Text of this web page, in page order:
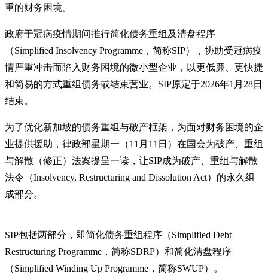
重的财务困境。
政府于冠病疫情期间推行简化债务重组及清盘程序
（Simplified Insolvency Programme，简称SIP），协助受冠病疫
情严重冲击而陷入财务困境的微小型企业，以更低廉、更快捷
和简易的方式重组债务或结束营业。SIP原定于2026年1月28日
结束。
为了优化新加坡的债务重组与破产框架，为面对财务困境的企
业提供援助，律政部星期一（11月11日）在国会为破产、重组
与解散（修正）法案提呈一读，让SIP成为破产、重组与解散
法令（Insolvency, Restructuring and Dissolution Act）的永久组
成部分。
SIP包括两部分，即简化债务重组程序（Simplified Debt
Restructuring Programme，简称SDRP）和简化清盘程序
（Simplified Winding Up Programme，简称SWUP）。